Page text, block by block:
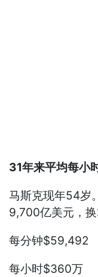
31年来平均每小
马斯克现年54岁
9,700亿美元，换
每分钟$59,492
每小时$360万